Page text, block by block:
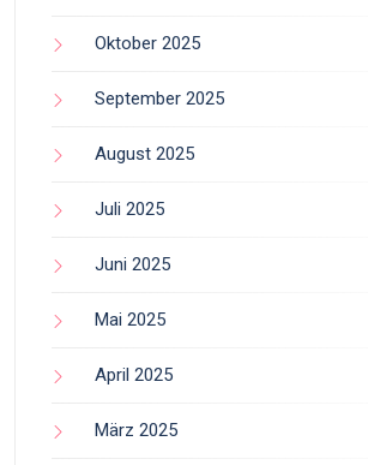
Oktober 2025
September 2025
August 2025
Juli 2025
Juni 2025
Mai 2025
April 2025
März 2025